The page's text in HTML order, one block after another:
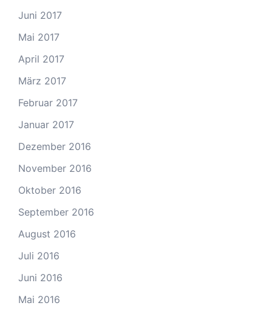
Juni 2017
Mai 2017
April 2017
März 2017
Februar 2017
Januar 2017
Dezember 2016
November 2016
Oktober 2016
September 2016
August 2016
Juli 2016
Juni 2016
Mai 2016